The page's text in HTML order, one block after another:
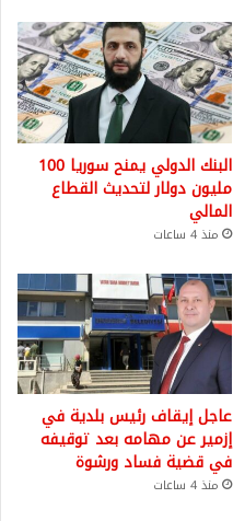
البنك الدولي يمنح سوريا 100
مليون دولار لتحديث القطاع
المالي
منذ 4 ساعات
عاجل إيقاف رئيس بلدية في
إزمير عن مهامه بعد توقيفه
في قضية فساد ورشوة
منذ 4 ساعات